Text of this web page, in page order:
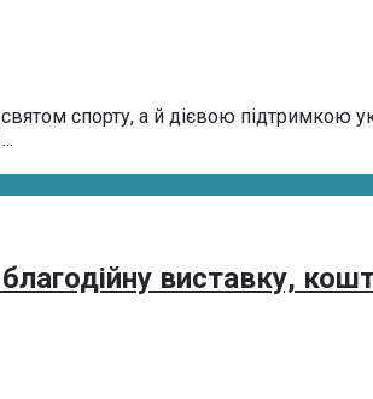
спорту, а й дієвою підтримкою
виставку,